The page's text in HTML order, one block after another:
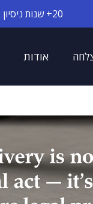
20+ שנות ניסיון
אודות